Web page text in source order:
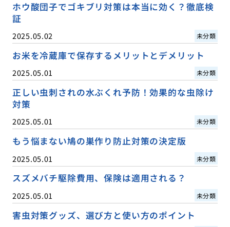
ホウ酸団子でゴキブリ対策は本当に効く？徹底検
証
2025.05.02 未分類
お米を冷蔵庫で保存するメリットとデメリット
2025.05.01 未分類
正しい虫刺されの水ぶくれ予防！効果的な虫除け
対策
2025.05.01 未分類
もう悩まない鳩の巣作り防止対策の決定版
2025.05.01 未分類
スズメバチ駆除費用、保険は適用される？
2025.05.01 未分類
害虫対策グッズ、選び方と使い方のポイント